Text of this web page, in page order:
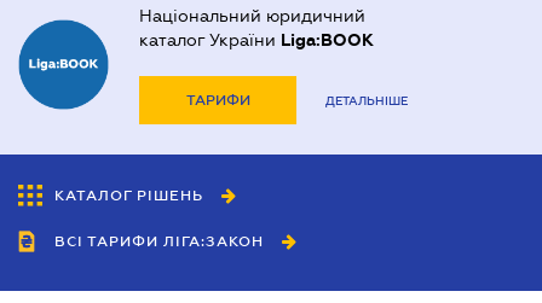
Національний юридичний
каталог України Liga:BOOK
ТАРИФИ ДЕТАЛЬНІШЕ
КАТАЛОГ РІШЕНЬ
ВСІ ТАРИФИ ЛІГА:ЗАКОН